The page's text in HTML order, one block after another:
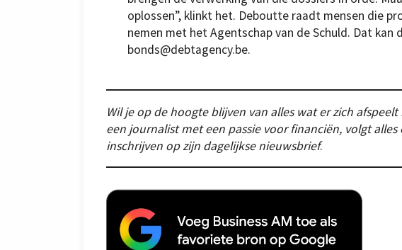
oplossen”, klinkt het. Deboutte raadt mensen die
nemen met het Agentschap van de Schuld. Dat
bonds@debtagency.be.
Wil je op de hoogte blijven van alles wat er zich
een journalist met een passie voor financiën, volgt alles
inschrijven op zijn dagelijkse nieuwsbrief.